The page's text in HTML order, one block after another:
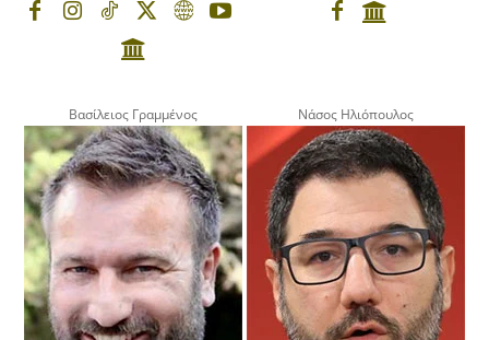
Βασίλειος Γραμμένος Νάσος Ηλιόπουλος